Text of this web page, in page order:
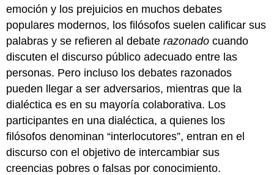
emoción y los prejuicios en muchos debates
populares modernos, los filósofos suelen calificar sus
palabras y se refieren al debaterazonado cuando
discuten el discurso público adecuado entre las
personas. Pero incluso los debates razonados
pueden llegar a ser adversarios, mientras que la
dialéctica es en su mayoría colaborativa. Los
participantes en una dialéctica, a quienes los
filósofos denominan “interlocutores”, entran en el
discurso con el objetivo de intercambiar sus
creencias pobres o falsas por conocimiento.